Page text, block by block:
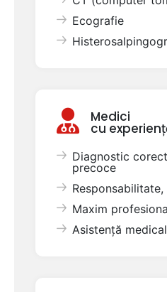
Ecografie
Medici
cu
Diagnostic
precoce
Maxim
Asistență